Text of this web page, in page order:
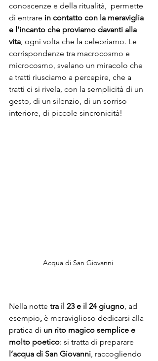
conoscenze e della ritualità,  permette
di entrare in contatto con la meraviglia
e l’incanto che proviamo davanti alla
vita, ogni volta che la celebriamo. Le
corrispondenze tra macrocosmo e
microcosmo, svelano un miracolo che
a tratti riusciamo a percepire, che a
tratti ci si rivela, con la semplicità di un
gesto, di un silenzio, di un sorriso
interiore, di piccole sincronicità!
Acqua di San Giovanni
Nella notte tra il 23 e il 24 giugno, ad
esempio, è meraviglioso dedicarsi alla
pratica di un rito magico semplice e
molto poetico: si tratta di preparare
l’acqua di San Giovanni, raccogliendo